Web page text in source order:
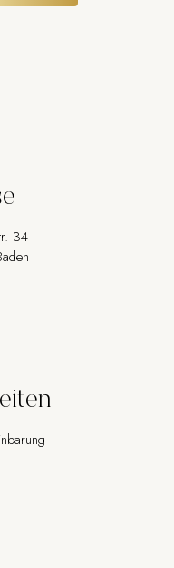
34